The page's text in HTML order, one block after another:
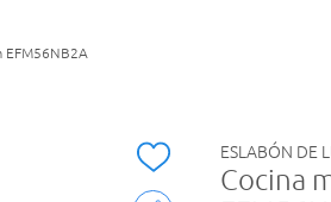
EFM56NB2A
ESLABÓN DE
Cocina